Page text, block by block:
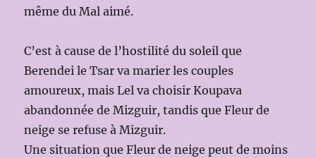
même du Mal aimé.
C’est à cause de l’hostilité du soleil que
Berendei le Tsar va marier les couples
amoureux, mais Lel va choisir Koupava
abandonnée de Mizguir, tandis que Fleur de
neige se refuse à Mizguir.
Une situation que Fleur de neige peut de moins